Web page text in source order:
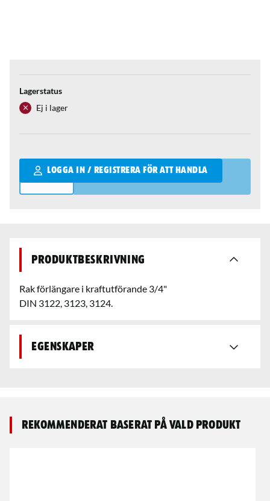
Lagerstatus
Ej i lager
LOGGA IN / REGISTRERA FÖR ATT HANDLA
Qantity
Produktbeskrivning
Rak förlängare i kraftutförande 3/4"
DIN 3122, 3123, 3124.
Egenskaper
Rekommenderat baserat på vald produkt